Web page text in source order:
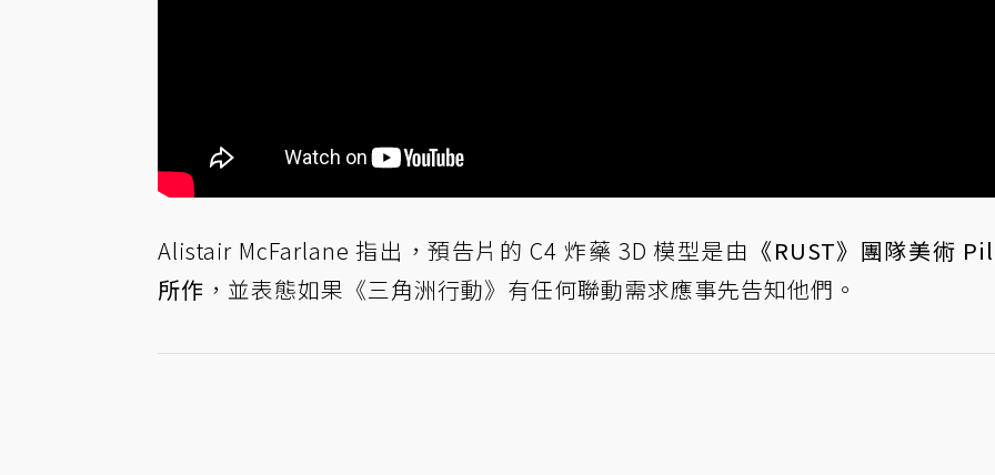
Alistair McFarlane 指出，預告片的 C4 炸藥 3D 模型是由 《RUST》團隊美術
所作 ，並表態如果《三角洲行動》有任何聯動需求應事先告知他們。